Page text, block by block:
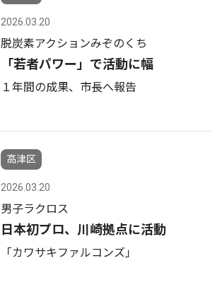
2026.03.20
脱炭素アクションみぞのくち
「若者パワー」で活動に幅
１年間の成果、市長へ報告
高津区
2026.03.20
男子ラクロス
日本初プロ、川崎拠点に活動
「カワサキファルコンズ」